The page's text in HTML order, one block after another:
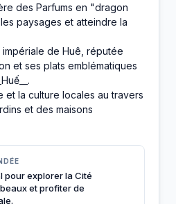
des Parfums en "dragon
paysages et atteindre la
de Huê, réputée
et ses plats emblématiques
et la culture locales au travers
et des maisons
pour explorer la Cité
et profiter de